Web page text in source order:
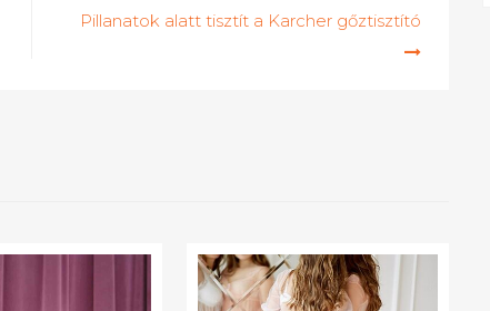
Pillanatok alatt tisztít a Karcher gőztisztító